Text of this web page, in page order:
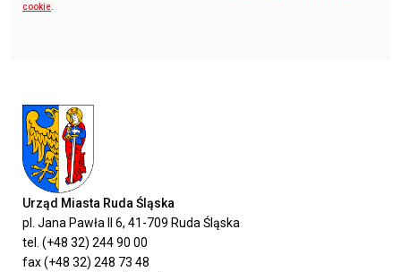
cookie
Urząd Miasta Ruda Śląska
pl. Jana Pawła II 6, 41-709 Ruda Śląska
tel. (+48 32) 244 90 00
fax (+48 32) 248 73 48